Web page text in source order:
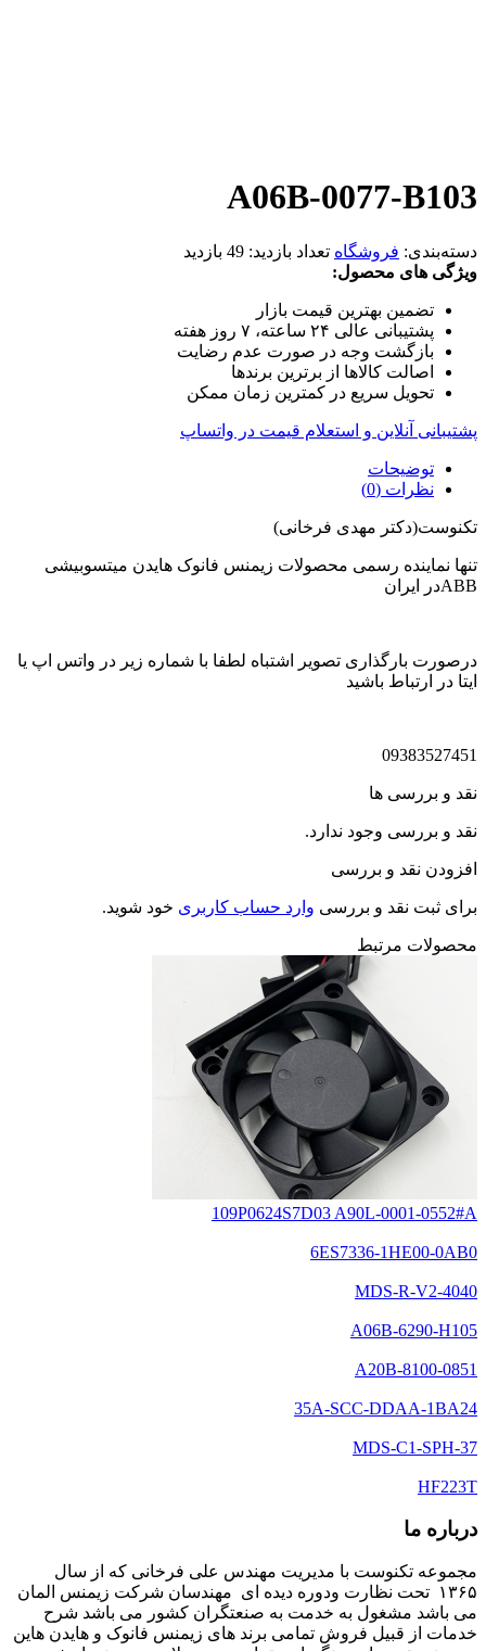
A06B-0077-B103
دسته‌بندی: فروشگاه تعداد بازدید: 49 بازدید
ویژگی های محصول:
تضمین بهترین قیمت بازار
پشتیبانی عالی ۲۴ ساعته، ۷ روز هفته
بازگشت وجه در صورت عدم رضایت
اصالت کالاها از برترین برندها
تحویل سریع در کمترین زمان ممکن
پشتیبانی آنلاین و استعلام قیمت در واتساپ
توضیحات
نظرات (0)
تکنوست(دکتر مهدی فرخانی)
تنها نماینده رسمی محصولات زیمنس فانوک هایدن میتسوبیشی
ABBدر ایران
درصورت بارگذاری تصویر اشتباه لطفا با شماره زیر در واتس اپ یا
ایتا در ارتباط باشید
09383527451
نقد و بررسی ها
نقد و بررسی وجود ندارد.
افزودن نقد و بررسی
برای ثبت نقد و بررسی وارد حساب کاربری خود شوید.
محصولات مرتبط
109P0624S7D03 A90L-0001-0552#A
6ES7336-1HE00-0AB0
MDS-R-V2-4040
A06B-6290-H105
A20B-8100-0851
35A-SCC-DDAA-1BA24
MDS-C1-SPH-37
HF223T
درباره ما
مجموعه تکنوست با مدیریت مهندس علی فرخانی که از سال
۱۳۶۵ تحت نظارت ودوره دیده ای مهندسان شرکت زیمنس المان
می باشد مشغول به خدمت به صنعتگران کشور می باشد شرح
خدمات از قبیل فروش تمامی برند های زیمنس فانوک و هایدن هاین